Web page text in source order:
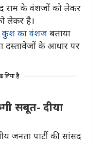
राम के वंशजों को लेकर
लेकर है।
कुश का वंशज बताया
दस्तावेजों के आधार पर
लिया है
सबूत- दीया
जनता पार्टी की सांसद